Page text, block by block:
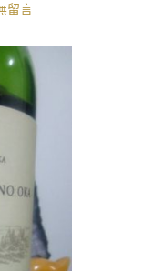
留言